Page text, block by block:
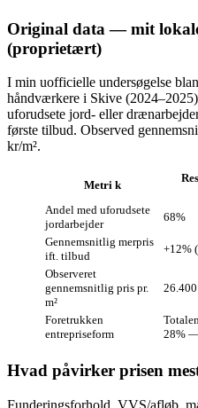
Original data — mit
(proprietært)
I min uofficielle undersøgelse
håndværkere i Skive
uforudsete jord‑ eller
første tilbud. Observed
kr/m².
Metri k
Andel med uforudsete
jordarbejder
68%
Gennemsnitlig merpris
ift. tilbud
+12%
Observeret
gennemsnitlig pris pr.
m²
26.400
Foretrukken
entrepriseform
28%
Hvad påvirker prisen
Funderingsforhold, VVS/afløb,